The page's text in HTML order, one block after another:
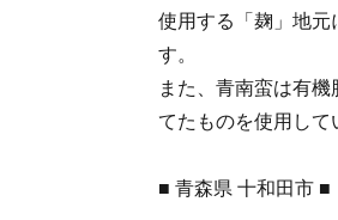
使用する「麹」地元
す。
また、青南蛮は有
てたものを使用して
■ 青森県 十和田市 ■